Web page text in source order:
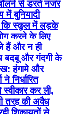
से डरते नजर
बुनियादी
कि स्कूल में लड़के
करने के लिए
हैं और न ही
बदबू और गंदगी के
रुख: हंगामे और
निर्धारित
कर ली,
तरह की अवैध